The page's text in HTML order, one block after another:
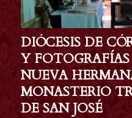
DIÓCESIS DE
Y FOTOGRAFÍAS
NUEVA
MONASTERIO
DE SAN JOSÉ